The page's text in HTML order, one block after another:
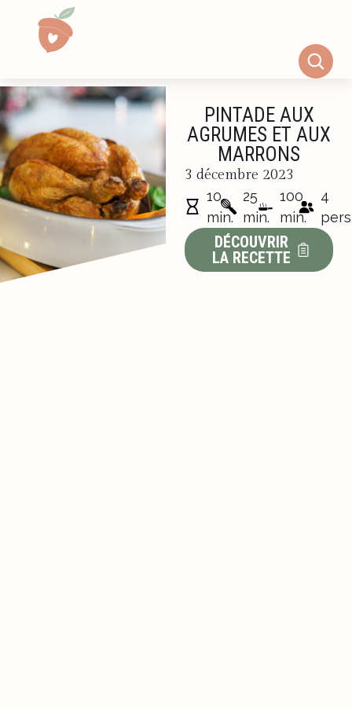
PINTADE AUX
AGRUMES ET AUX
MARRONS
3 décembre 2023
10
min.
25
min.
100
min.
4
pers
DÉCOUVRIR
LA RECETTE